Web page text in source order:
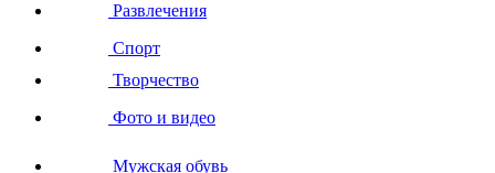
Развлечения
Спорт
Творчество
Фото и видео
Мужская обувь